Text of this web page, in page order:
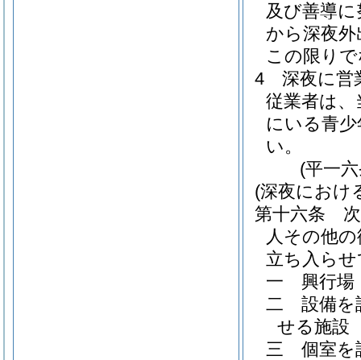
及び善導
から深夜
この限り
4
深夜に営
従業者は、
にいる青
い。
(平一
(深夜におけ
第十六条
人その他
立ち入ら
一
興行場
二
設備を
せる施設
三
個室を